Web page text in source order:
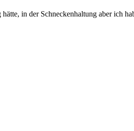
in der Schneckenhaltung aber ich